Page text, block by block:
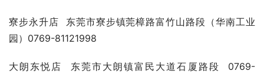
寮步永升店  东莞市寮步镇莞樟路富竹山路段（华南工业
园）0769-81121998
大朗东悦店  东莞市大朗镇富民大道石厦路段  0769-